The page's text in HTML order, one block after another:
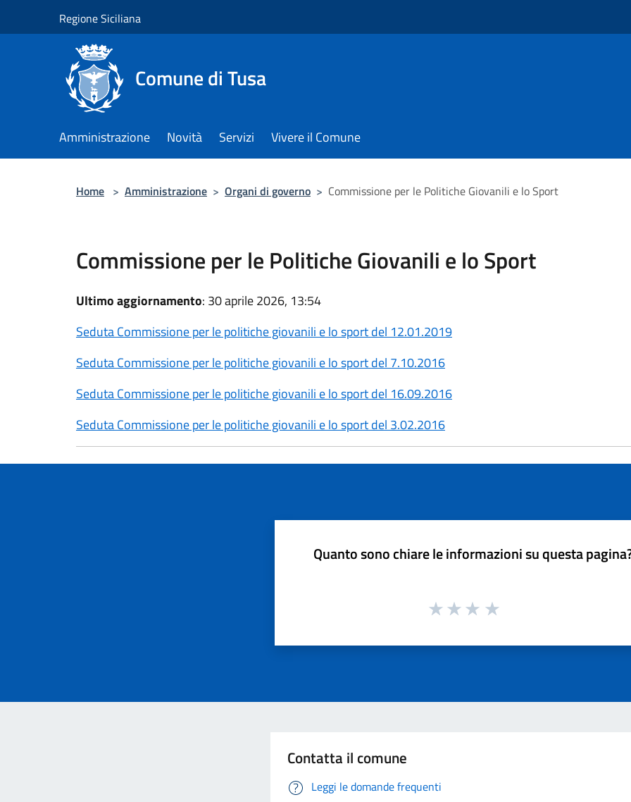
Regione Siciliana
Comune di Tusa
Amministrazione Novità Servizi Vivere il Comune
Home > Amministrazione > Organi di governo > Commissione per le Politiche Giovanili e lo Sport
Commissione per le Politiche Giovanili e lo Sport
Ultimo aggiornamento: 30 aprile 2026, 13:54
Seduta Commissione per le politiche giovanili e lo sport del 12.01.2019
Seduta Commissione per le politiche giovanili e lo sport del 7.10.2016
Seduta Commissione per le politiche giovanili e lo sport del 16.09.2016
Seduta Commissione per le politiche giovanili e lo sport del 3.02.2016
Quanto sono chiare le informazioni su questa
Contatta il comune
Leggi le domande frequenti